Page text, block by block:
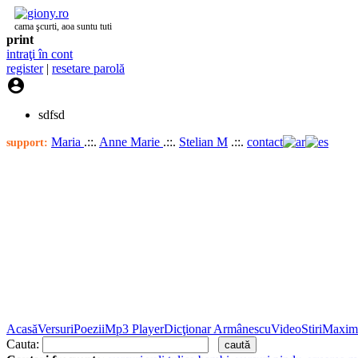
cama şcurti, aoa suntu tuti
print
intraţi în cont
register| resetare parolă

sdfsd
support: Maria .::. Anne Marie .::. Stelian M .::. contact
AcasăVersuriPoeziiMp3 PlayerDicţionar ArmânescuVideoStiri
Cauta: